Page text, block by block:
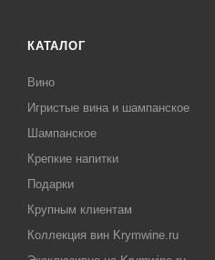
КАТАЛОГ
Вино
Игристые вина и шампанское
Шампанское
Крепкие напитки
Подарки
Крупным клиентам
Коллекция вин Krymwine.ru